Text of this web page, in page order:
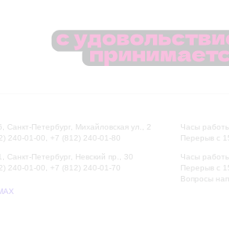
Санкт-Петербург, Михайловская ул., 2
240-01-00, +7 (812) 240-01-80
Санкт-Петербург, Невский пр., 30
240-01-00, +7 (812) 240-01-70
Часы
Перерыв с
Часы
Перерыв с
Вопросы